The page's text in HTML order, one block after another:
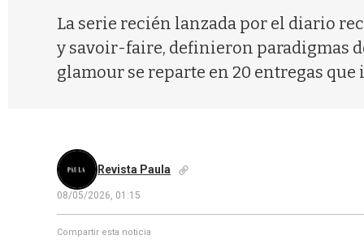
La serie recién lanzada por el diario
y savoir-faire, definieron paradigmas
glamour se reparte en 20 entregas
Revista Paula
08/05/2026, 01:15
Compartir esta noticia